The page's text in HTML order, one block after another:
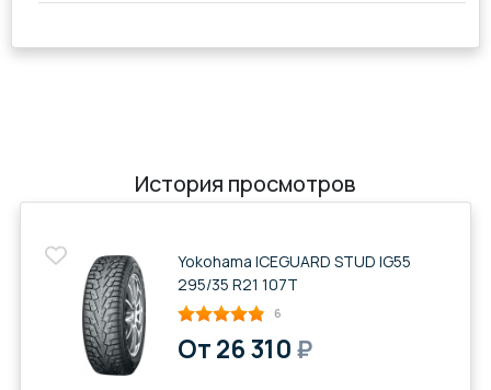
История просмотров
Yokohama ICEGUARD STUD IG55
295/35 R21 107T
6
От 26 310₽